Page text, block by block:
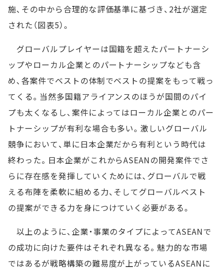
施、その中から合理的な評価基準に基づき、2社が選定
された（図表5）。
グローバルプレイヤーは国籍を超えたパートナーシ
ップやローカル企業とのパートナーシップなども含
め、各案件でベストの体制でベストの提案をもって戦っ
てくる。当然多国籍アライアンスのほうが国間のパイ
プも太くなるし、案件によってはローカル企業とのパー
トナーシップが有利な場合も多い。激しいグローバル
競争において、単に日本企業だから有利という時代は
終わった。日本企業がこれからASEANの開発案件でさ
らに存在感を発揮していくためには、グローバルで戦
える布陣を柔軟に組める力、そしてグローバルベスト
の提案ができる力を身につけていく必要がある。
以上のように、企業・事業のタイプによってASEANで
の成功に向けた要件はそれぞれ異なる。魅力的な市場
ではあるが戦略構築の難易度が上がっているASEANに